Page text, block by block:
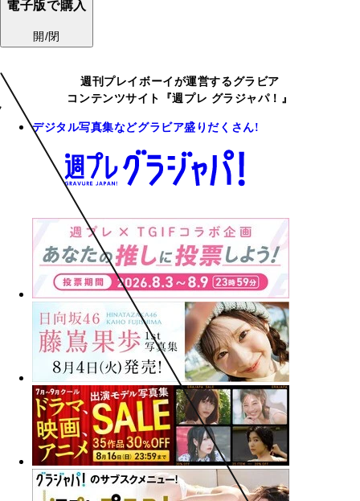
電子版で購入
開/閉
週刊プレイボーイが運営するグラビア
コンテンツサイト『週プレ グラジャパ！』
デジタル写真集などグラビア盛りだくさん!